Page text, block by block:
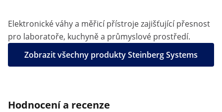
Elektronické váhy a měřicí přístroje zajišťující přesnost
pro laboratoře, kuchyně a průmyslové prostředí.
Zobrazit všechny produkty Steinberg Systems
Hodnocení a recenze